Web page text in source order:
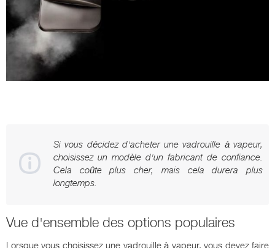
Si vous décidez d'acheter une vadrouille à vapeur,
choisissez un modèle d'un fabricant de confiance.
Cela coûte plus cher, mais cela durera plus
longtemps.
Vue d'ensemble des options populaires
Lorsque vous choisissez une vadrouille à vapeur, vous devez faire